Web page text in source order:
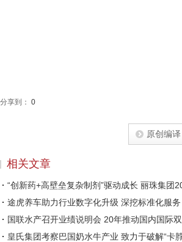
分享到： 0
原创编译
相关文章
“创新药+高壁垒复杂制剂”驱动成长 丽珠集团
途虎养车助力行业数字化升级 深挖标准化服务
国联水产召开业绩说明会 20年推动国内国际
皇氏集团考察巴国奶水牛产业 致力于破解“卡